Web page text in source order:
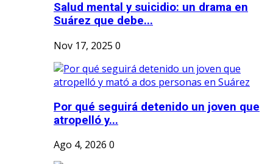
Salud mental y suicidio: un drama en
Suárez que debe...
Nov 17, 2025 0
Por qué seguirá detenido un joven que
atropelló y...
Ago 4, 2026 0